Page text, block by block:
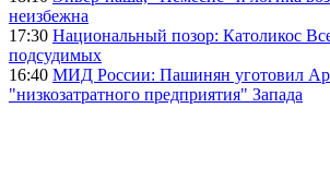
неизбежна
17:30 Национальный позор: Католикос
подсудимых
16:40 МИД России: Пашинян уготовил
"низкозатратного предприятия" Запада